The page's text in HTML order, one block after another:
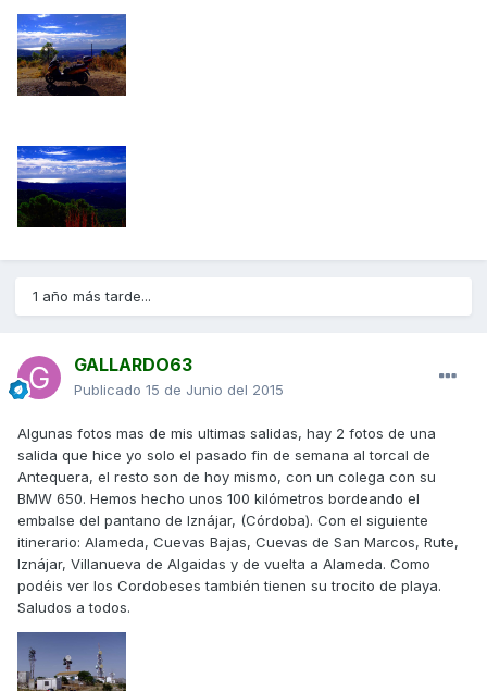
1 año más tarde...
GALLARDO63
Publicado 15 de Junio del 2015
Algunas fotos mas de mis ultimas salidas, hay 2 fotos de una
salida que hice yo solo el pasado fin de semana al torcal de
Antequera, el resto son de hoy mismo, con un colega con su
BMW 650. Hemos hecho unos 100 kilómetros bordeando el
embalse del pantano de Iznájar, (Córdoba). Con el siguiente
itinerario: Alameda, Cuevas Bajas, Cuevas de San Marcos, Rute,
Iznájar, Villanueva de Algaidas y de vuelta a Alameda. Como
podéis ver los Cordobeses también tienen su trocito de playa.
Saludos a todos.